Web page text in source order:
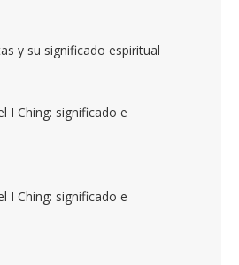
y su significado espiritual
I Ching: significado e
I Ching: significado e